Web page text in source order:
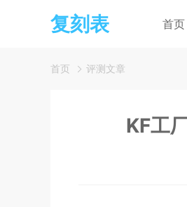
复刻表 首页
首页 评测文章
KF工